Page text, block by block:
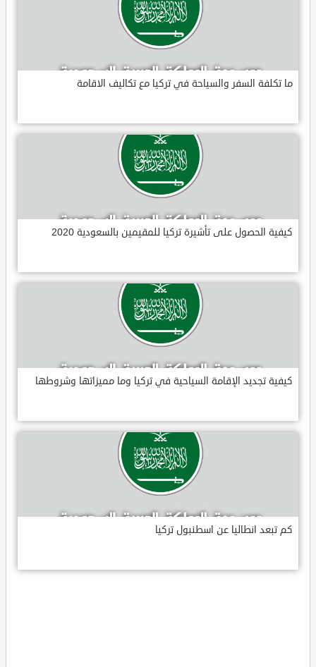
ما تكلفة السفر والسياحة في تركيا مع تكاليف الاقامة
كيفية الحصول على تأشيرة تركيا للمقيمين بالسعودية 2020
كيفية تجديد الإقامة السياحية في تركيا وما مميزاتها وشروطها
كم تبعد انطاليا عن اسطنبول تركيا